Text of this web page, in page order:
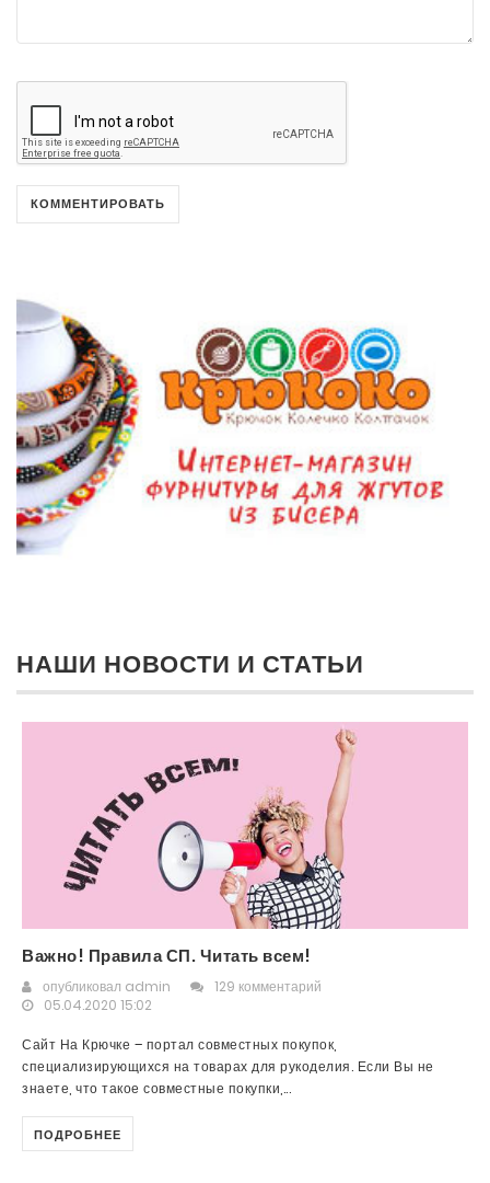
НАШИ НОВОСТИ И СТАТЬИ
Важно! Правила СП. Читать всем!
опубликовал admin
129 комментарий
05.04.2020 15:02
Сайт На Крючке – портал совместных покупок,
специализирующихся на товарах для рукоделия. Если Вы не
знаете, что такое совместные покупки,...
ПОДРОБНЕЕ